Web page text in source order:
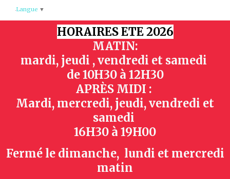
HORAIRES ETE 2026
MATIN:
mardi, jeudi , vendredi et samedi
de10H30 à 12H30
APRÈS MIDI :
Mardi, mercredi, jeudi, vendredi et
samedi
16H30 à 19H00
Fermé le dimanche, lundi et mercredi
matin
Langue ▼